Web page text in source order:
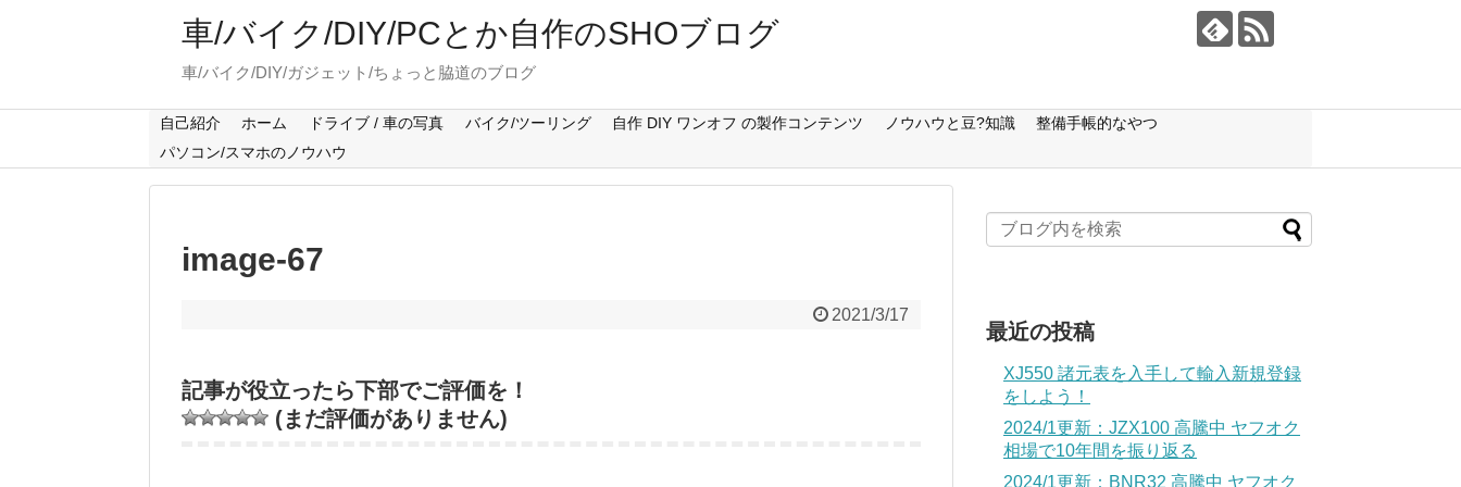
車/バイク/DIY/PCとか自作のSHOブログ
車/バイク/DIY/ガジェット/ちょっと脇道のブログ
自己紹介 ホーム ドライブ / 車の写真 バイク/ツーリング 自作 DIY ワンオフ の製作コンテンツ ノウハウと豆?知識
整備手帳的なやつ
パソコン/スマホのノウハウ
image-67
2021/3/17
記事が役立ったら下部でご評価を！
(まだ評価がありません)
最近の投稿
XJ550 諸元表を入手して輸入新規登録
をしよう！
2024/1更新：JZX100 高騰中 ヤフオク
相場で10年間を振り返る
2024/1更新：BNR32 高騰中 ヤフオク